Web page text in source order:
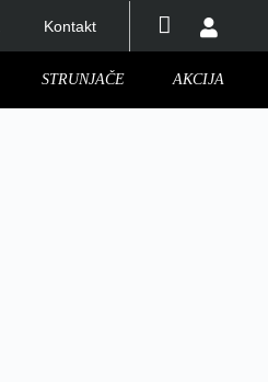
Kontakt
STRUNJAČE AKCIJA